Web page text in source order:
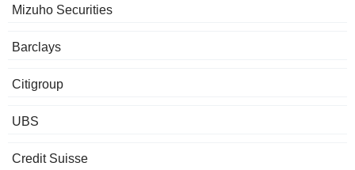
Mizuho Securities
Barclays
Citigroup
UBS
Credit Suisse